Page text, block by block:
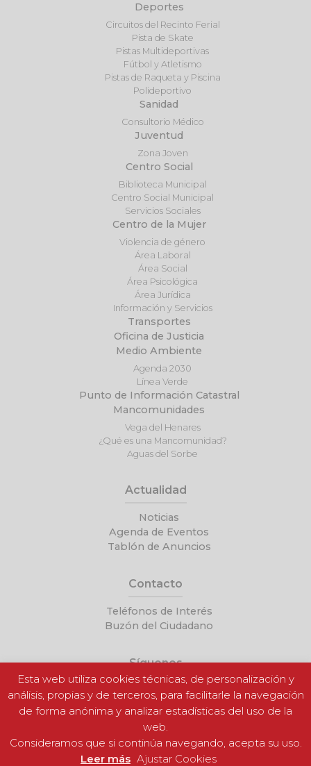
Deportes
Circuitos del Recinto Ferial
Pista de Skate
Pistas Multideportivas
Fútbol y Atletismo
Pistas de Raqueta y Piscina
Polideportivo
Sanidad
Consultorio Médico
Juventud
Zona Joven
Centro Social
Biblioteca Municipal
Centro Social Municipal
Servicios Sociales
Centro de la Mujer
Violencia de género
Área Laboral
Área Social
Área Psicológica
Área Jurídica
Información y Servicios
Transportes
Oficina de Justicia
Medio Ambiente
Agenda 2030
Línea Verde
Punto de Información Catastral
Mancomunidades
Vega del Henares
¿Qué es una Mancomunidad?
Aguas del Sorbe
Actualidad
Noticias
Agenda de Eventos
Tablón de Anuncios
Contacto
Teléfonos de Interés
Buzón del Ciudadano
Síguenos
Esta web utiliza cookies técnicas, de personalización y
análisis, propias y de terceros, para facilitarle la navegación
de forma anónima y analizar estadísticas del uso de la
web.
Consideramos que si continúa navegando, acepta su uso.
Leer más Ajustar Cookies